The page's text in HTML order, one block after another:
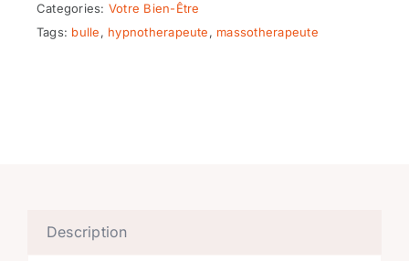
Categories: Votre Bien-Être
Tags: bulle, hypnotherapeute, massotherapeute
Description